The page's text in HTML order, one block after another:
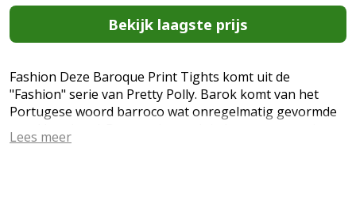
Bekijk laagste prijs
Fashion Deze Baroque Print Tights komt uit de
"Fashion" serie van Pretty Polly. Barok komt van het
Portugese woord barroco wat onregelmatig gevormde
parel betekend. Deze serie wordt ieder voor- en najaar
voorzien van een nieuwe collectie met vele leuke nieuwe
Lees meer